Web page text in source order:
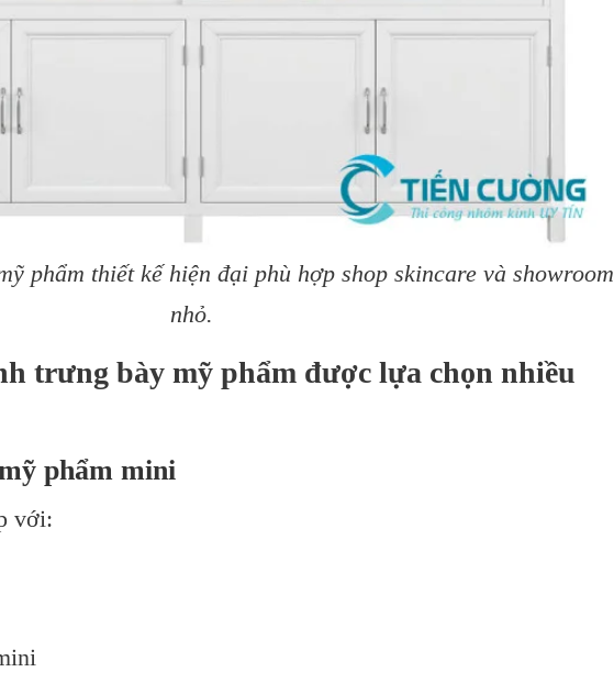
phẩm thiết kế hiện đại phù hợp shop skincare và showroom
nhỏ.
trưng bày mỹ phẩm được lựa chọn nhiều
phẩm mini
với: